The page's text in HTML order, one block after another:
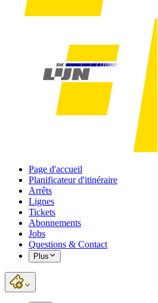
Page d'accueil
Planificateur d'itinéraire
Arrêts
Lignes
Tickets
Abonnements
Jobs
Questions & Contact
Plus